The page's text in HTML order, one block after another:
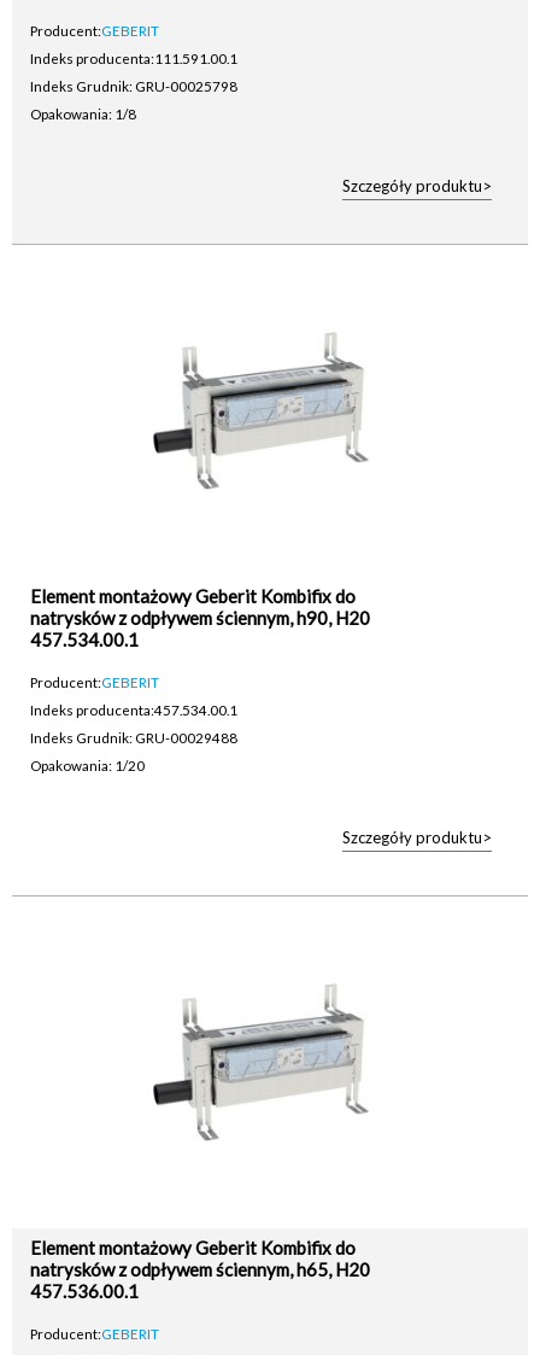
Producent:GEBERIT
Indeks producenta:111.591.00.1
Indeks Grudnik: GRU-00025798
Opakowania: 1/8
Szczegóły produktu>
Element montażowy Geberit Kombifix do
natrysków z odpływem ściennym, h90, H20
457.534.00.1
Producent:GEBERIT
Indeks producenta:457.534.00.1
Indeks Grudnik: GRU-00029488
Opakowania: 1/20
Szczegóły produktu>
Element montażowy Geberit Kombifix do
natrysków z odpływem ściennym, h65, H20
457.536.00.1
Producent:GEBERIT